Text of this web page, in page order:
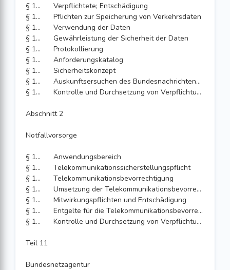
§ 175
Verpflichtete; Entschädigung
§ 176
Pflichten zur Speicherung von Verkehrsdaten
§ 177
Verwendung der Daten
§ 178
Gewährleistung der Sicherheit der Daten
§ 179
Protokollierung
§ 180
Anforderungskatalog
§ 181
Sicherheitskonzept
§ 182
Auskunftsersuchen des Bundesnachrichtendienstes
§ 183
Kontrolle und Durchsetzung von Verpflichtungen
Abschnitt 2
Notfallvorsorge
§ 184
Anwendungsbereich
§ 185
Telekommunikationssicherstellungspflicht
§ 186
Telekommunikationsbevorrechtigung
§ 187
Umsetzung der Telekommunikationsbevorrechtigung
§ 188
Mitwirkungspflichten und Entschädigung
§ 189
Entgelte für die Telekommunikationsbevorrechtigung
§ 190
Kontrolle und Durchsetzung von Verpflichtungen
Teil 11
Bundesnetzagentur